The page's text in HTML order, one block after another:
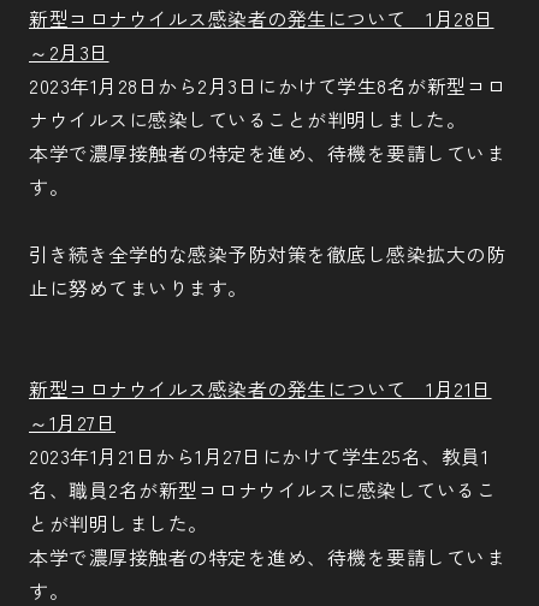
新型コロナウイルス感染者の発生について 1月28日
～2月3日
2023年1月28日から2月3日にかけて学生8名が新型コロ
ナウイルスに感染していることが判明しました。
本学で濃厚接触者の特定を進め、待機を要請していま
す。
引き続き全学的な感染予防対策を徹底し感染拡大の防
止に努めてまいります。
新型コロナウイルス感染者の発生について 1月21日
～1月27日
2023年1月21日から1月27日にかけて学生25名、教員1
名、職員2名が新型コロナウイルスに感染しているこ
とが判明しました。
本学で濃厚接触者の特定を進め、待機を要請していま
す。